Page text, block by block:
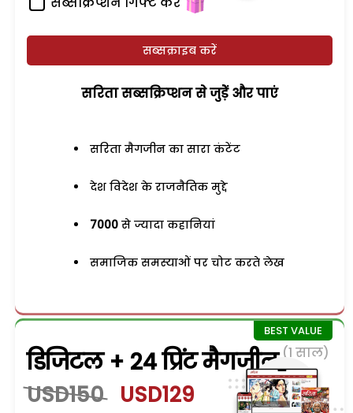
सब्सक्राइब करें
सरिता सब्सक्रिप्शन से जुड़ेें और पाएं
सरिता मैगजीन का सारा कंटेंट
देश विदेश के राजनैतिक मुद्दे
7000 से ज्यादा कहानियां
समाजिक समस्याओं पर चोट करते लेख
डिजिटल + 24 प्रिंट मैगजीन (1 साल)
USD150 USD129